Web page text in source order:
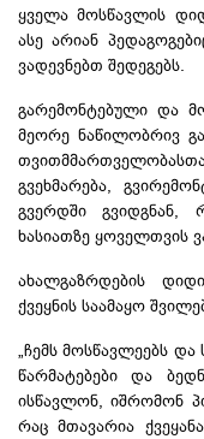
ყველა მოსწავლის
ასე არიან
ვადევნებთ შედეგებს.
გარემონტებული და
მეორე ნაწილობრივ
გვეხმარება,
გვერდში გვიდგნან,
ხასიათზე ყოველთვის
ახალგაზრდების
ქვეყნის საამაყო
„ჩემს მოსწავლეებს
წარმატებები და
ისწავლონ, იშრომონ
რაც მთავარია